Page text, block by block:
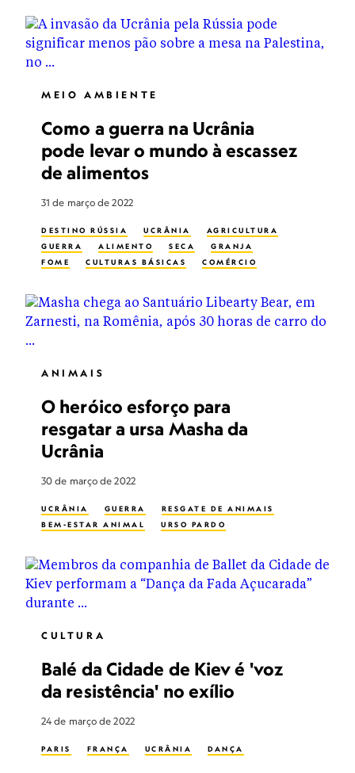
MEIO AMBIENTE
Como a guerra na Ucrânia
pode levar o mundo à escassez
de alimentos
31 de março de 2022
DESTINO RÚSSIA UCRÂNIA
AGRICULTURA
GUERRA
ALIMENTO SECA
GRANJA
FOME
CULTURAS BÁSICAS COMÉRCIO
ANIMAIS
O heróico esforço para
resgatar a ursa Masha da
Ucrânia
30 de março de 2022
UCRÂNIA GUERRA
RESGATE DE ANIMAIS
BEM-ESTAR ANIMAL
URSO PARDO
CULTURA
Balé da Cidade de Kiev é 'voz
da resistência' no exílio
24 de março de 2022
PARIS FRANÇA UCRÂNIA DANÇA